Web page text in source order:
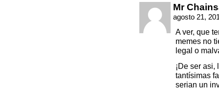
Mr
agosto 21,
A ver, que
memes no
legal o
¡De ser
tantísimas
serian un